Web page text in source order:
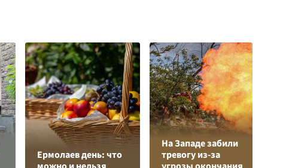
Ермолаев день: что
На Западе забили
тревогу из-за